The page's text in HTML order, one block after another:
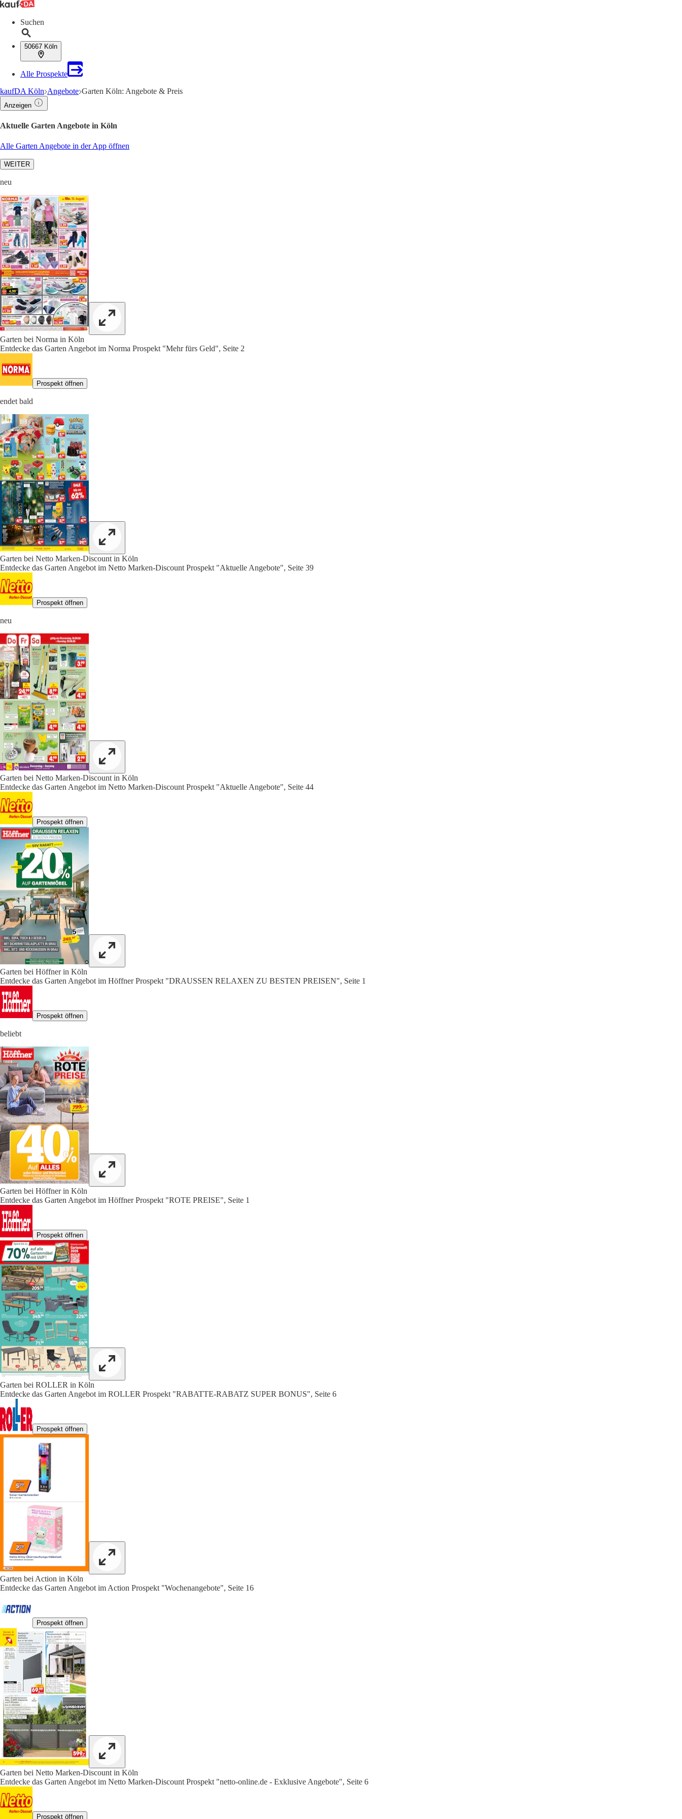
Suchen
50667 Köln
Alle Prospekte
kaufDA Köln Angebote Garten Köln: Angebote & Preis
Anzeigen
Aktuelle Garten Angebote in Köln
Alle Garten Angebote in der App öffnen
WEITER
neu
Garten bei Norma in Köln
Entdecke das Garten Angebot im Norma Prospekt "Mehr fürs Geld", Seite 2
Prospekt öffnen
endet bald
Garten bei Netto Marken-Discount in Köln
Entdecke das Garten Angebot im Netto Marken-Discount Prospekt "Aktuelle Angebote", Seite 39
Prospekt öffnen
neu
Garten bei Netto Marken-Discount in Köln
Entdecke das Garten Angebot im Netto Marken-Discount Prospekt "Aktuelle Angebote", Seite 44
Prospekt öffnen
Garten bei Höffner in Köln
Entdecke das Garten Angebot im Höffner Prospekt "DRAUSSEN RELAXEN ZU BESTEN PREISEN", Seite 1
Prospekt öffnen
beliebt
Garten bei Höffner in Köln
Entdecke das Garten Angebot im Höffner Prospekt "ROTE PREISE", Seite 1
Prospekt öffnen
Garten bei ROLLER in Köln
Entdecke das Garten Angebot im ROLLER Prospekt "RABATTE-RABATZ SUPER BONUS", Seite 6
Prospekt öffnen
Garten bei Action in Köln
Entdecke das Garten Angebot im Action Prospekt "Wochenangebote", Seite 16
Prospekt öffnen
Garten bei Netto Marken-Discount in Köln
Entdecke das Garten Angebot im Netto Marken-Discount Prospekt "netto-online.de - Exklusive Angebote", Seite 6
Prospekt öffnen